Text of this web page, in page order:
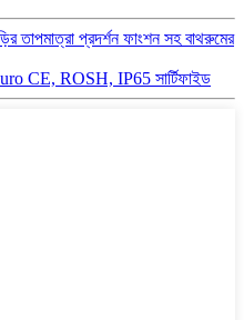
তাপমাত্রা প্রদর্শন ফাংশন সহ বাথরুমের
CE, ROSH, IP65 সার্টিফাইড